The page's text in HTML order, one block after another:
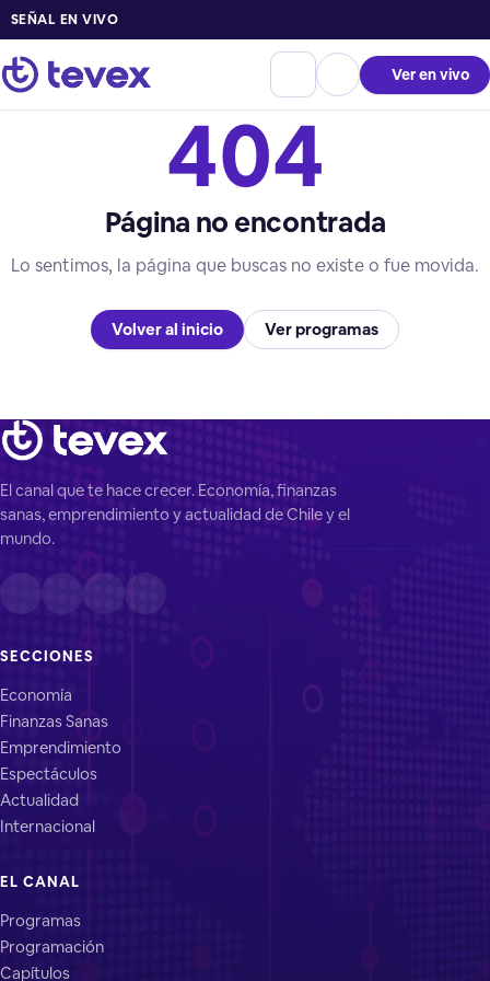
SEÑAL EN VIVO
Ver en vivo
404
Página no encontrada
Lo sentimos, la página que buscas no existe o fue movida.
Volver al inicio Ver programas
El canal que te hace crecer. Economía, finanzas
sanas, emprendimiento y actualidad de Chile y el
mundo.
SECCIONES
Economía
Finanzas Sanas
Emprendimiento
Espectáculos
Actualidad
Internacional
EL CANAL
Programas
Programación
Capítulos